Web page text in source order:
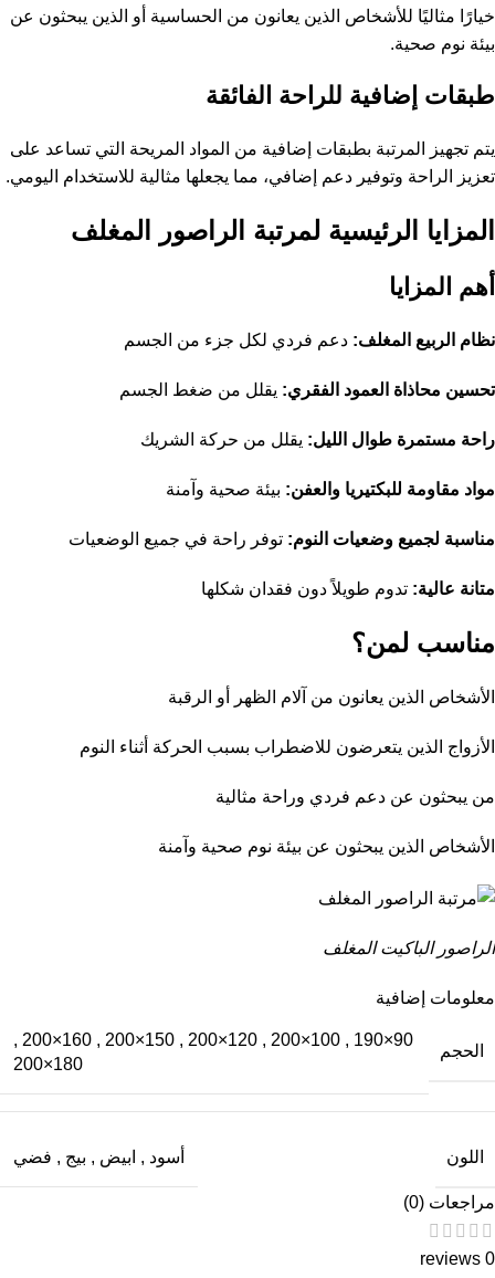
خيارًا مثاليًا للأشخاص الذين يعانون من الحساسية أو الذين يبحثون عن
بيئة نوم صحية.
طبقات إضافية للراحة الفائقة
يتم تجهيز المرتبة بطبقات إضافية من المواد المريحة التي تساعد على
تعزيز الراحة وتوفير دعم إضافي، مما يجعلها مثالية للاستخدام اليومي.
المزايا الرئيسية لمرتبة الراصور المغلف
أهم المزايا
نظام الربيع المغلف: دعم فردي لكل جزء من الجسم
تحسين محاذاة العمود الفقري: يقلل من ضغط الجسم
راحة مستمرة طوال الليل: يقلل من حركة الشريك
مواد مقاومة للبكتيريا والعفن: بيئة صحية وآمنة
مناسبة لجميع وضعيات النوم: توفر راحة في جميع الوضعيات
متانة عالية: تدوم طويلاً دون فقدان شكلها
مناسب لمن؟
الأشخاص الذين يعانون من آلام الظهر أو الرقبة
الأزواج الذين يتعرضون للاضطراب بسبب الحركة أثناء النوم
من يبحثون عن دعم فردي وراحة مثالية
الأشخاص الذين يبحثون عن بيئة نوم صحية وآمنة
الراصور الباكيت المغلف
معلومات إضافية
الحجم
90×190
,
100×200
,
120×200
,
150×200
,
160×200
,
180×200
اللون أسود , ابيض , بيج , فضي
مراجعات (0)
0 reviews